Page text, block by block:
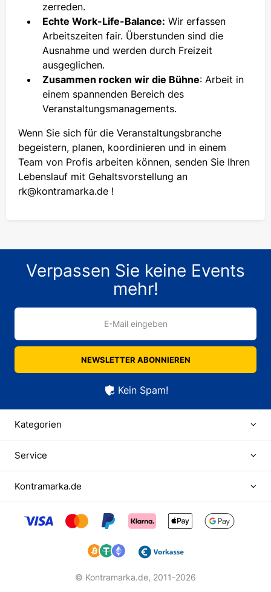
zerreden.
Echte Work-Life-Balance: Wir erfassen
Arbeitszeiten fair. Überstunden sind die
Ausnahme und werden durch Freizeit
ausgeglichen.
Zusammen rocken wir die Bühne: Arbeit in
einem spannenden Bereich des
Veranstaltungsmanagements.
Wenn Sie sich für die Veranstaltungsbranche
begeistern, planen, koordinieren und in einem
Team von Profis arbeiten können, senden Sie Ihren
Lebenslauf mit Gehaltsvorstellung an
rk@kontramarka.de !
Verpassen Sie keine Events
mehr!
E-Mail eingeben
NEWSLETTER ABONNIEREN
Kein Spam!
Kategorien
Service
Kontramarka.de
© Kontramarka.de, 2011-2026